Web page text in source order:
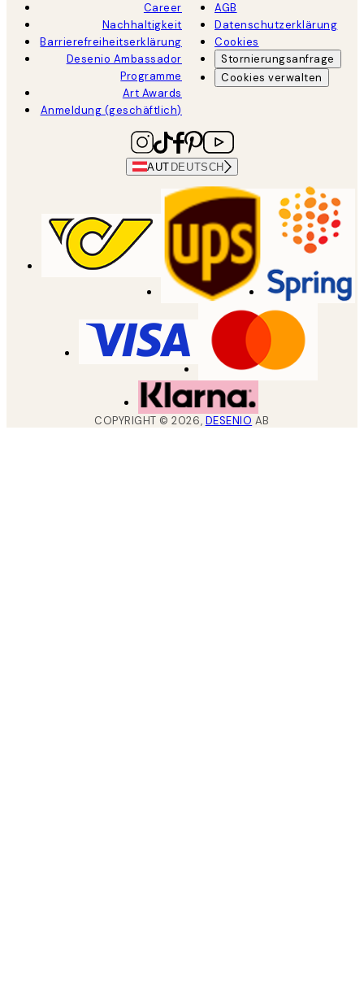
Career
Nachhaltigkeit
Barrierefreiheitserklärung
Desenio Ambassador
Programme
Art Awards
Anmeldung (geschäftlich)
AGB
Datenschutzerklärung
Cookies
Stornierungsanfrage
Cookies verwalten
AUT DEUTSCH
COPYRIGHT ©2026, DESENIO AB